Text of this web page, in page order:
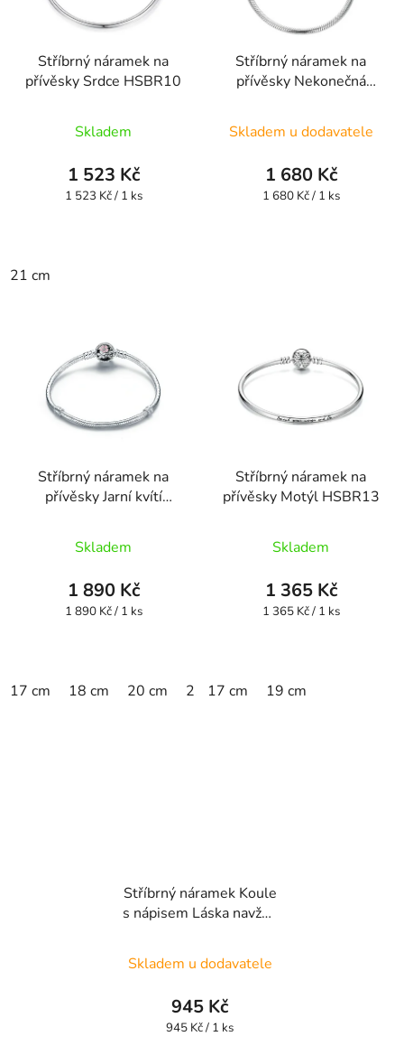
Stříbrný náramek na
přívěsky Srdce HSBR10
Skladem
1 523 Kč
Měrná
1 523 Kč / 1 ks
21 cm
Stříbrný náramek na
přívěsky Nekonečná
Skladem u dodavatele
1 680 Kč
Měrná
1 680 Kč / 1 ks
Stříbrný náramek na
přívěsky Jarní kvítí
Skladem
1 890 Kč
Měrná
1 890 Kč / 1 ks
17 cm 18 cm 20 cm 21 cm 22 cm
Stříbrný náramek na
přívěsky Motýl HSBR13
Skladem
1 365 Kč
Měrná
1 365 Kč / 1 ks
17 cm 19 cm
Stříbrný náramek Koule
s nápisem Láska navždy
Skladem u dodavatele
945 Kč
Měrná
945 Kč / 1 ks